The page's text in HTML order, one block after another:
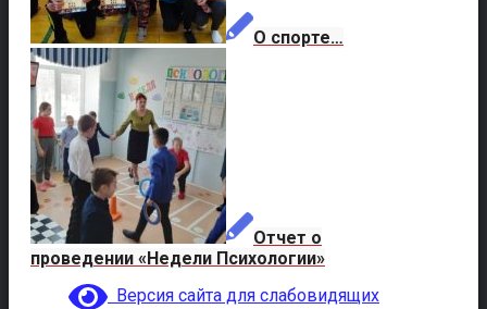
О спорте…
Отчет о
проведении «Недели Психологии»
Версия сайта для слабовидящих